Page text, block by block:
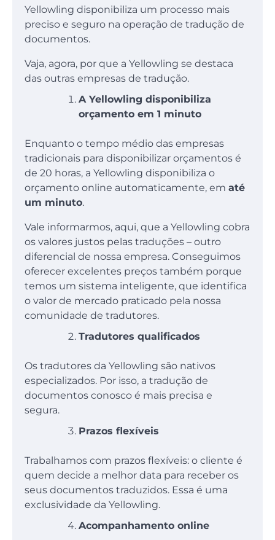
Yellowling disponibiliza um processo mais
preciso e seguro na operação de tradução de
documentos.
Vaja, agora, por que a Yellowling se destaca
das outras empresas de tradução.
A Yellowling disponibiliza
orçamento em 1 minuto
Enquanto o tempo médio das empresas
tradicionais para disponibilizar orçamentos é
de 20 horas, a Yellowling disponibiliza o
orçamento online automaticamente, em até
um minuto.
Vale informarmos, aqui, que a Yellowling cobra
os valores justos pelas traduções – outro
diferencial de nossa empresa. Conseguimos
oferecer excelentes preços também porque
temos um sistema inteligente, que identifica
o valor de mercado praticado pela nossa
comunidade de tradutores.
Tradutores qualificados
Os tradutores da Yellowling são nativos
especializados. Por isso, a tradução de
documentos conosco é mais precisa e
segura.
Prazos flexíveis
Trabalhamos com prazos flexíveis: o cliente é
quem decide a melhor data para receber os
seus documentos traduzidos. Essa é uma
exclusividade da Yellowling.
Acompanhamento online